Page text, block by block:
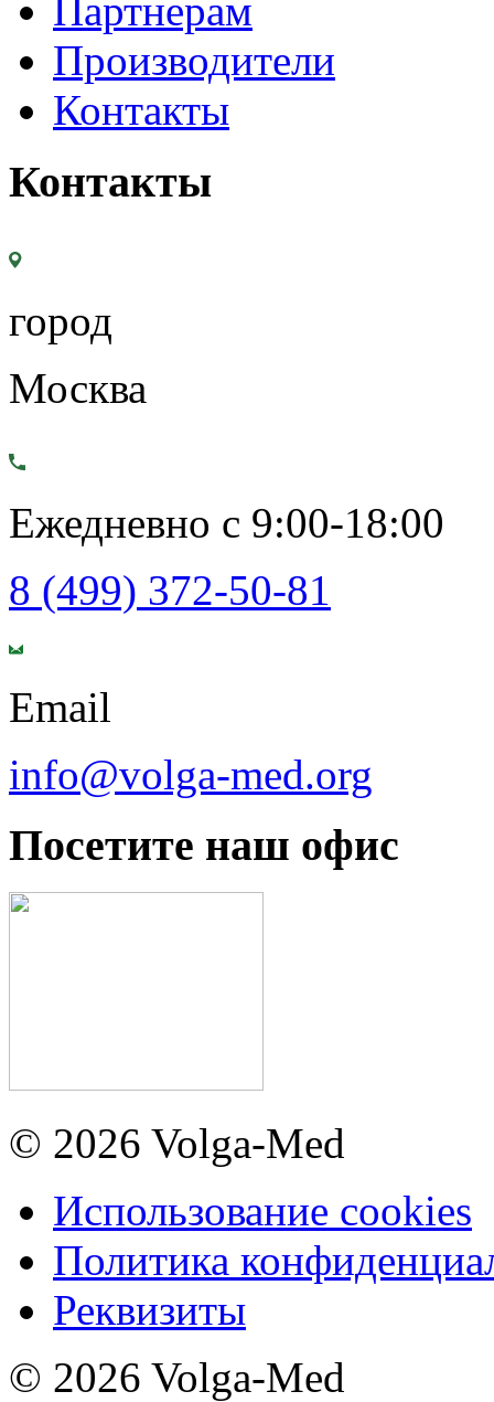
Партнерам
Производители
Контакты
Контакты
город
Москва
Ежедневно с 9:00-18:00
8 (499) 372-50-81
Email
info@volga-med.org
Посетите наш офис
© 2026 Volga-Med
Использование cookies
Политика
Реквизиты
© 2026 Volga-Med